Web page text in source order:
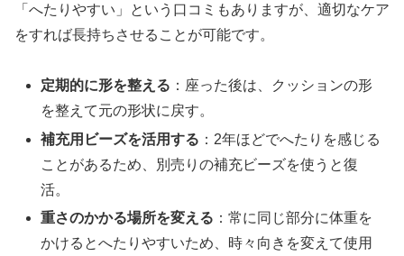
「へたりやすい」という口コミもありますが、適切なケア
をすれば長持ちさせることが可能です。
定期的に形を整える ：座った後は、クッションの形
を整えて元の形状に戻す。
補充用ビーズを活用する ：2年ほどでへたりを感じる
ことがあるため、別売りの補充ビーズを使うと復
活。
重さのかかる場所を変える ：常に同じ部分に体重を
かけるとへたりやすいため、時々向きを変えて使用